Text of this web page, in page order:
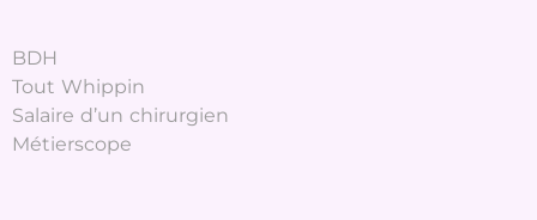
BDH
Tout Whippin
Salaire d’un chirurgien
Métierscope